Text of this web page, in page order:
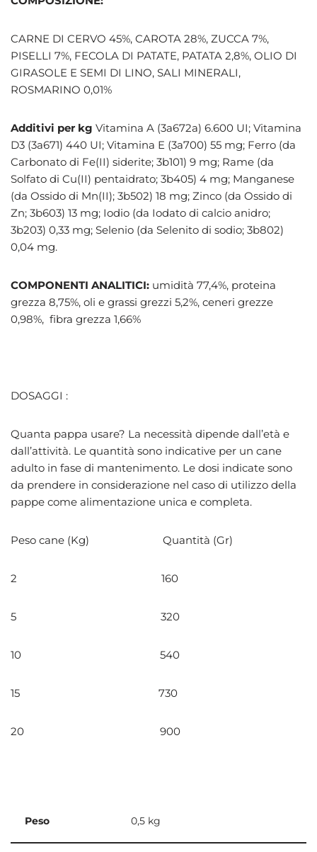
CARNE DI CERVO 45%, CAROTA 28%, ZUCCA 7%,
PISELLI 7%, FECOLA DI PATATE, PATATA 2,8%, OLIO DI
GIRASOLE E SEMI DI LINO, SALI MINERALI,
ROSMARINO 0,01%
Additivi per kg Vitamina A (3a672a) 6.600 UI; Vitamina
D3 (3a671) 440 UI; Vitamina E (3a700) 55 mg; Ferro (da
Carbonato di Fe(II) siderite; 3b101) 9 mg; Rame (da
Solfato di Cu(II) pentaidrato; 3b405) 4 mg; Manganese
(da Ossido di Mn(II); 3b502) 18 mg; Zinco (da Ossido di
Zn; 3b603) 13 mg; Iodio (da Iodato di calcio anidro;
3b203) 0,33 mg; Selenio (da Selenito di sodio; 3b802)
0,04 mg.
COMPONENTI ANALITICI: umidità 77,4%, proteina
grezza 8,75%, oli e grassi grezzi 5,2%, ceneri grezze
0,98%, fibra grezza 1,66%
DOSAGGI :
Quanta pappa usare? La necessità dipende dall’età e
dall’attività. Le quantità sono indicative per un cane
adulto in fase di mantenimento. Le dosi indicate sono
da prendere in considerazione nel caso di utilizzo della
pappe come alimentazione unica e completa.
Peso cane (Kg) Quantità (Gr)
2 160
5 320
10 540
15 730
20 900
Peso 0,5 kg